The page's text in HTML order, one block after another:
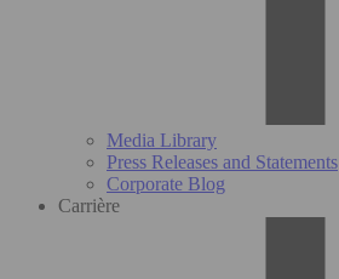
Media Library
Press Releases and Statements
Corporate Blog
Carrière